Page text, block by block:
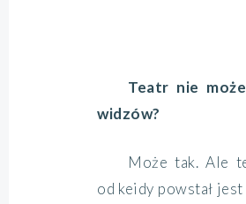
Teatr nie
widzów?
Może tak. Ale
od keidy powstał